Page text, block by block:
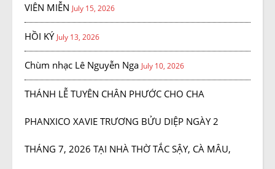
VIÊN MIỄN July 15, 2026
HỒI KÝ July 13, 2026
Chùm nhạc Lê Nguyễn Nga July 10, 2026
THÁNH LỄ TUYÊN CHÂN PHƯỚC CHO CHA
PHANXICO XAVIE TRƯƠNG BỬU DIỆP NGÀY 2
THÁNG 7, 2026 TẠI NHÀ THỜ TẮC SẬY, CÀ MÂU,